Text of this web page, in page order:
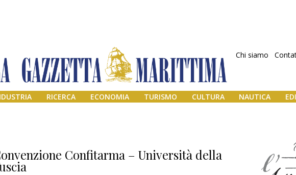
Chi siamo
RICERCA ECONOMIA TURISMO CULTURA NAUTICA
Confitarma – Università della